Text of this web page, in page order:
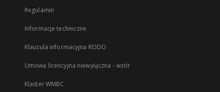
Regulamin
Informacje techniczne
Klauzula informacyjna RODO
Umowa licencyjna niewyłączna - wzór
Klaster WMBC